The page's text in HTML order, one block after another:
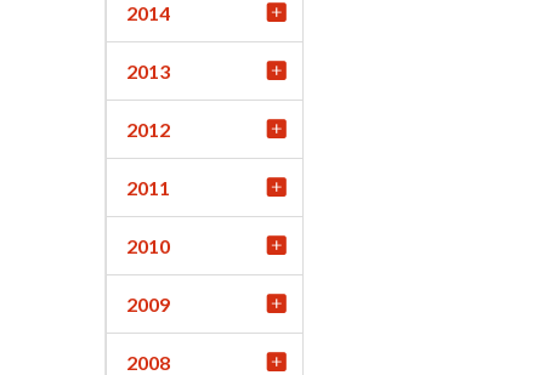
2014
2013
2012
2011
2010
2009
2008